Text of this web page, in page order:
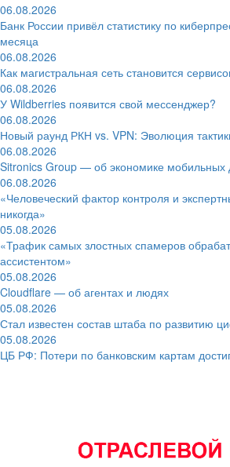
06.08.2026
Банк России привёл статистику по
месяца
06.08.2026
Как магистральная сеть становится
06.08.2026
У Wildberries появится свой мессенджер?
06.08.2026
Новый раунд РКН vs. VPN: Эволюция
06.08.2026
Sitronics Group — об экономике мобильных
06.08.2026
«Человеческий фактор контроля и
никогда»
05.08.2026
«Трафик самых злостных спамеров
ассистентом»
05.08.2026
Cloudflare — об агентах и людях
05.08.2026
Стал известен состав штаба по развитию
05.08.2026
ЦБ РФ: Потери по банковским картам